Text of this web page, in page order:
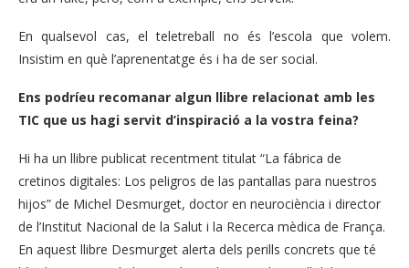
En qualsevol cas, el teletreball no és l’escola que volem.
Insistim en què l’aprenentatge és i ha de ser social.
Ens podríeu recomanar algun llibre relacionat amb les
TIC que us hagi servit d’inspiració a la vostra feina?
Hi ha un llibre publicat recentment titulat “La fábrica de
cretinos digitales: Los peligros de las pantallas para nuestros
hijos” de Michel Desmurget, doctor en neurociència i director
de l’Institut Nacional de la Salut i la Recerca mèdica de França.
En aquest llibre Desmurget alerta dels perills concrets que té